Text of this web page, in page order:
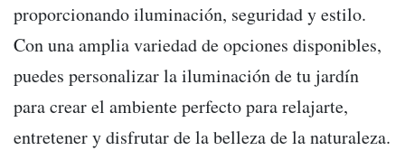
proporcionando iluminación, seguridad y estilo.
Con una amplia variedad de opciones disponibles,
puedes personalizar la iluminación de tu jardín
para crear el ambiente perfecto para relajarte,
entretener y disfrutar de la belleza de la naturaleza.